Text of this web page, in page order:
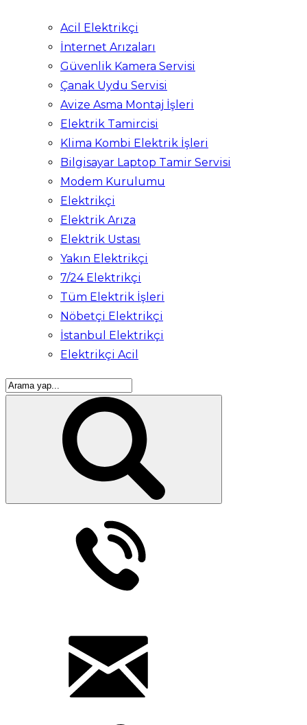
Acil Elektrikçi
İnternet Arızaları
Güvenlik Kamera Servisi
Çanak Uydu Servisi
Avize Asma Montaj İşleri
Elektrik Tamircisi
Klima Kombi Elektrik İşleri
Bilgisayar Laptop Tamir Servisi
Modem Kurulumu
Elektrikçi
Elektrik Arıza
Elektrik Ustası
Yakın Elektrikçi
7/24 Elektrikçi
Tüm Elektrik İşleri
Nöbetçi Elektrikçi
İstanbul Elektrikçi
Elektrikçi Acil